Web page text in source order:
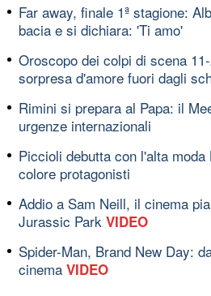
Far away, finale 1ª stagione:
bacia e si dichiara: 'Ti amo'
Oroscopo dei colpi di scena
sorpresa d'amore fuori dagli
Rimini si prepara al Papa: il
urgenze internazionali
Piccioli debutta con l'alta
colore protagonisti
Addio a Sam Neill, il cinema
Jurassic Park VIDEO
Spider-Man, Brand New Day:
cinema VIDEO